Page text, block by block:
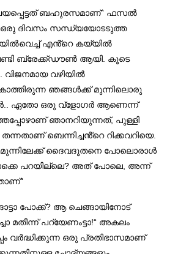
ബഹുരസമാണ്” ഫസൽ
ദിവസം സന്ധ്യയോടടുത്ത
എൻ്റെ കയ്യിൽ
ബ്രേക്ക്ഡൗൺ ആയി. കൂടെ
വഴിയിൽ
ഞങ്ങൾക്ക് മുന്നിലൊരു
ഏതോ ഒരു വ്ളോഗർ ആണെന്ന്
ഞാനറിയുന്നത്, പുള്ളി
തന്നതാണ് ബെന്നിച്ചൻ്റെ റിക്കവറിയെ.
ദൈവദൂതനെ പോലൊരാൾ
പറയില്ലെ? അത് പോലെ, അന്ന്
പോക്ക്? ആ ചെങ്ങായിനോട്
മതീന്ന് പറ്യേണംട്ടാ!“ അകലം
വർദ്ധിക്കുന്ന ഒരു പ്രതിഭാസമാണ്